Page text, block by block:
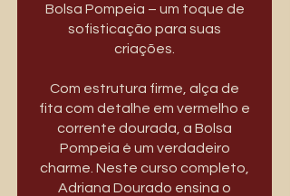
Bolsa Pompeia – um toque de
sofisticação para suas
criações.
Com estrutura firme, alça de
fita com detalhe em vermelho e
corrente dourada, a Bolsa
Pompeia é um verdadeiro
charme. Neste curso completo,
Adriana Dourado ensina o